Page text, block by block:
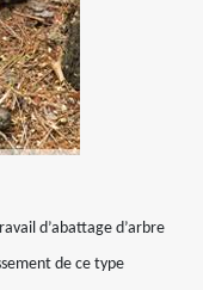
d’abattage d’arbre
de ce type